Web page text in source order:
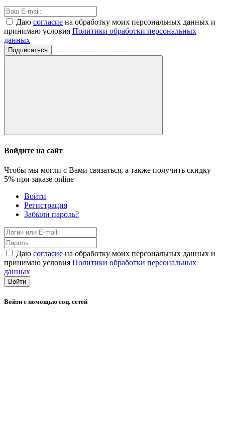
Даю согласие на обработку моих персональных данных и
принимаю условия Политики обработки персональных
данных
Подписаться
Войдите на сайт
Чтобы мы могли с Вами связаться, а также получить скидку
5% при заказе online
Войти
Регистрация
Забыли пароль?
Даю согласие на обработку моих персональных данных и
принимаю условия Политики обработки персональных
данных
Войти
Войти с помощью соц. сетей